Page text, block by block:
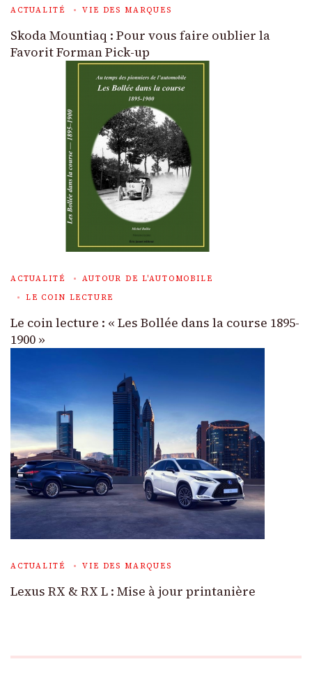
ACTUALITÉ VIE DES MARQUES
Skoda Mountiaq : Pour vous faire oublier la
Favorit Forman Pick-up
ACTUALITÉ
AUTOUR DE L'AUTOMOBILE
LE COIN LECTURE
Le coin lecture : « Les Bollée dans la course 1895-
1900 »
ACTUALITÉ VIE DES MARQUES
Lexus RX & RX L : Mise à jour printanière